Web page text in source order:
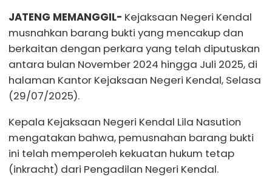
JATENG MEMANGGIL- Kejaksaan Negeri Kendal
musnahkan barang bukti yang mencakup dan
berkaitan dengan perkara yang telah diputuskan
antara bulan November 2024 hingga Juli 2025, di
halaman Kantor Kejaksaan Negeri Kendal, Selasa
(29/07/2025).
Kepala Kejaksaan Negeri Kendal Lila Nasution
mengatakan bahwa, pemusnahan barang bukti
ini telah memperoleh kekuatan hukum tetap
(inkracht) dari Pengadilan Negeri Kendal.